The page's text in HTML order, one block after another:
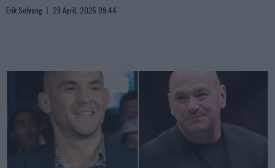
Erik Solvang 29 April, 2025 09:44